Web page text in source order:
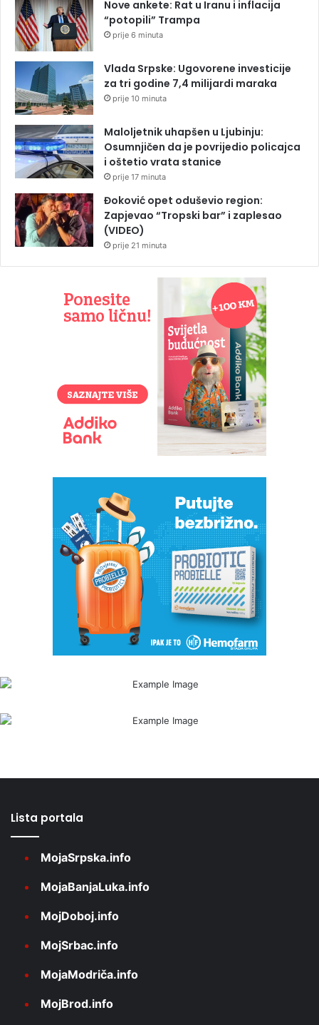
Nove ankete: Rat u Iranu i inflacija
“potopili” Trampa
prije 6 minuta
Vlada Srpske: Ugovorene investicije
za tri godine 7,4 milijardi maraka
prije 10 minuta
Maloljetnik uhapšen u Ljubinju:
Osumnjičen da je povrijedio policajca
i oštetio vrata stanice
prije 17 minuta
Đoković opet oduševio region:
Zapjevao “Tropski bar” i zaplesao
(VIDEO)
prije 21 minuta
Lista portala
MojaSrpska.info
MojaBanjaLuka.info
MojDoboj.info
MojSrbac.info
MojaModriča.info
MojBrod.info